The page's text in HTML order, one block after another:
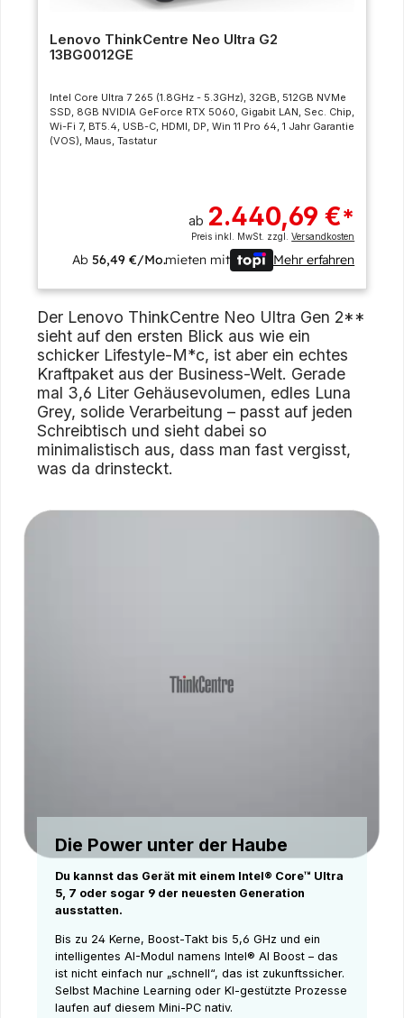
Lenovo ThinkCentre Neo Ultra G2
13BG0012GE
Intel Core Ultra 7 265 (1.8GHz - 5.3GHz), 32GB, 512GB NVMe
SSD, 8GB NVIDIA GeForce RTX 5060, Gigabit LAN, Sec. Chip,
Wi-Fi 7, BT5.4, USB-C, HDMI, DP, Win 11 Pro 64, 1 Jahr Garantie
(VOS), Maus, Tastatur
ab 2.440,69 €*
Preis inkl. MwSt. zzgl.Versandkosten
Ab56,49 €/Mo.mieten mit Mehr erfahren
Der Lenovo ThinkCentre Neo Ultra Gen 2**
sieht auf den ersten Blick aus wie ein
schicker Lifestyle-M*c, ist aber ein echtes
Kraftpaket aus der Business-Welt. Gerade
mal 3,6 Liter Gehäusevolumen, edles Luna
Grey, solide Verarbeitung – passt auf jeden
Schreibtisch und sieht dabei so
minimalistisch aus, dass man fast vergisst,
was da drinsteckt.
Die Power unter der Haube
Du kannst das Gerät mit einem Intel® Core™ Ultra
5, 7 oder sogar 9 der neuesten Generation
ausstatten.
Bis zu 24 Kerne, Boost-Takt bis 5,6 GHz und ein
intelligentes AI-Modul namens Intel® AI Boost – das
ist nicht einfach nur „schnell“, das ist zukunftssicher.
Selbst Machine Learning oder KI-gestützte Prozesse
laufen auf diesem Mini-PC nativ.